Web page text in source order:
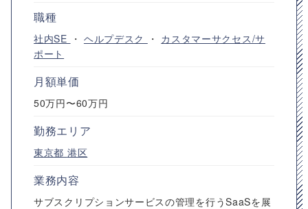
職種
社内SE ・ ヘルプデスク ・ カスタマーサクセス/サ
ポート
月額単価
50万円〜60万円
勤務エリア
東京都 港区
業務内容
サブスクリプションサービスの管理を行うSaaSを展